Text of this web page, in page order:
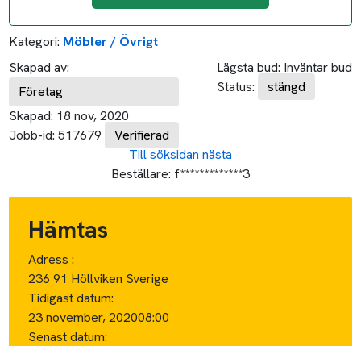
Kategori: Möbler / Övrigt
Skapad av:
Företag
Skapad: 18 nov, 2020
Jobb-id: 517679 Verifierad
Lägsta bud: Inväntar bud
Status:
stängd
Till söksidan nästa
Beställare: f*************3
Hämtas
Adress :
236 91 Höllviken Sverige
Tidigast datum:
23 november, 202008:00
Senast datum: